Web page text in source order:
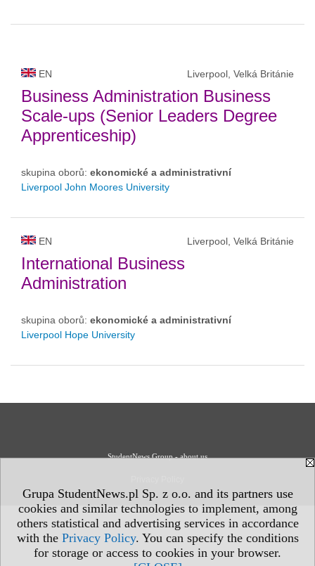
Grupa StudentNews.pl Sp. z o.o. and its partners use
cookies and similar technologies to implement, among
others statistical and advertising services in accordance
with the Privacy Policy. You can specify the conditions
for storage or access to cookies in your browser.
EN Liverpool, Velká Británie
Business Administration Business
Scale-ups (Senior Leaders Degree
Apprenticeship)
skupina oborů: ekonomické a administrativní
Liverpool John Moores University
EN Liverpool, Velká Británie
International Business
Administration
skupina oborů: ekonomické a administrativní
Liverpool Hope University
StudentNews Group - about us